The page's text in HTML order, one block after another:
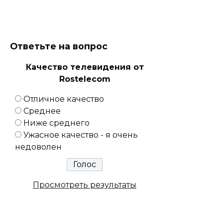
Ответьте на вопрос
Качество телевидения от
Rostelecom
Отличное качество
Среднее
Ниже среднего
Ужасное качество - я очень
недоволен
Просмотреть результаты